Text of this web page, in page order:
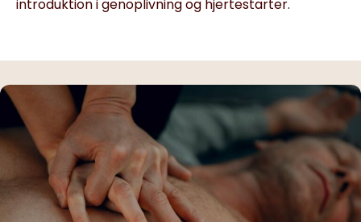
introduktion i genoplivning og hjertestarter.